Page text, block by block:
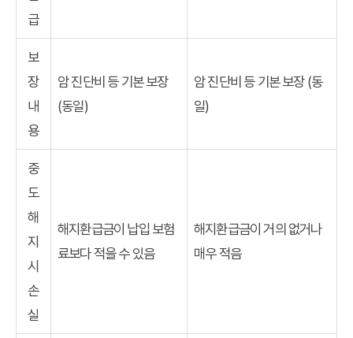
급
보
장
내
용
암 진단비 등 기본 보장
(동일)
암 진단비 등 기본 보장 (동
일)
중
도
해
지
시
손
실
해지환급금이 납입 보험
료보다 적을 수 있음
해지환급금이 거의 없거나
매우 적음